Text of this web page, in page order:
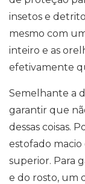
insetos e
mesmo com
inteiro e as
efetivamente
Semelhante a
garantir que
dessas coisas.
estofado
superior. Para
e do rosto, um